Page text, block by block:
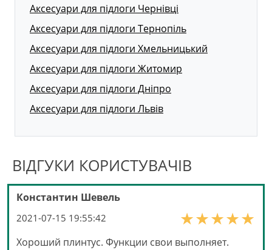
Аксесуари для підлоги Чернівці
Аксесуари для підлоги Тернопіль
Аксесуари для підлоги Хмельницький
Аксесуари для підлоги Житомир
Аксесуари для підлоги Дніпро
Аксесуари для підлоги Львів
ВІДГУКИ КОРИСТУВАЧІВ
Константин Шевель
2021-07-15 19:55:42
Хороший плинтус. Функции свои выполняет.